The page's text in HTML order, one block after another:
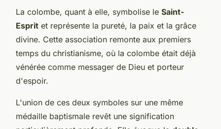
La colombe, quant à elle, symbolise le Saint-
Esprit et représente la pureté, la paix et la grâce
divine. Cette association remonte aux premiers
temps du christianisme, où la colombe était déjà
vénérée comme messager de Dieu et porteur
d'espoir.
L'union de ces deux symboles sur une même
médaille baptismale revêt une signification